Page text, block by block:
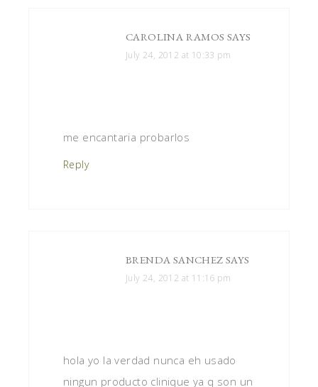
CAROLINA RAMOS SAYS
July 24, 2012 at 10:33 pm
me encantaria probarlos
Reply
BRENDA SANCHEZ SAYS
July 24, 2012 at 11:16 pm
hola yo la verdad nunca eh usado
ningun producto clinique ya q son un